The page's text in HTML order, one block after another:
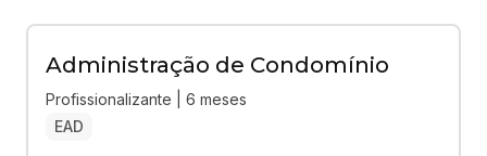
Administração de Condomínio
Profissionalizante | 6 meses
EAD